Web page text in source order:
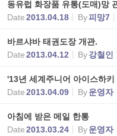
동유럽 화장품 유통(도매)망
Date2013.04.18 By피망7
바르샤바 태권도장 개관.
Date2013.04.12 By강철인
'13년 세계주니어 아이스하키
Date2013.04.09 By운영자
아침에 받은 메일 한통
Date2013.03.24 By운영자